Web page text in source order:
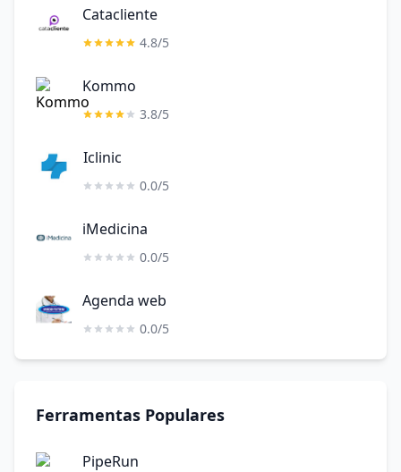
Catacliente
4.8/5
Kommo
3.8/5
Iclinic
0.0/5
iMedicina
0.0/5
Agenda web
0.0/5
Ferramentas Populares
PipeRun